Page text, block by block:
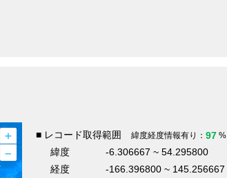
+
–
■ レコード取得範囲 緯度経度情報有り： 97 %
緯度
-6.306667 ~ 54.295800
経度
-166.396800 ~ 145.256667